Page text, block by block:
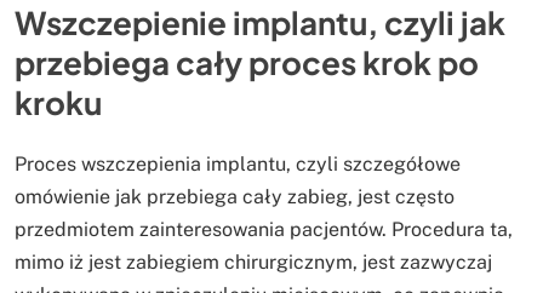
Wszczepienie implantu, czyli jak
przebiega cały proces krok po
kroku
Proces wszczepienia implantu, czyli szczegółowe
omówienie jak przebiega cały zabieg, jest często
przedmiotem zainteresowania pacjentów. Procedura ta,
mimo iż jest zabiegiem chirurgicznym, jest zazwyczaj